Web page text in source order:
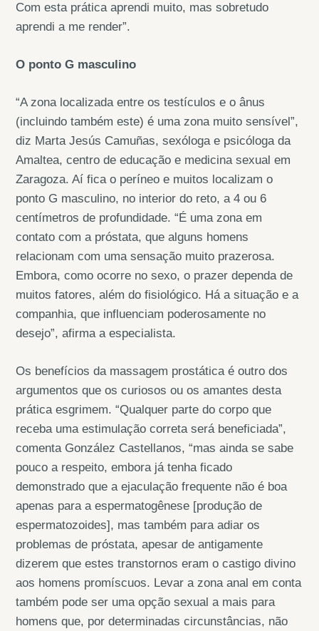
Com esta prática aprendi muito, mas sobretudo
aprendi a me render”.
O ponto G masculino
“A zona localizada entre os testículos e o ânus
(incluindo também este) é uma zona muito sensível”,
diz Marta Jesús Camuñas, sexóloga e psicóloga da
Amaltea, centro de educação e medicina sexual em
Zaragoza. Aí fica o períneo e muitos localizam o
ponto G masculino, no interior do reto, a 4 ou 6
centímetros de profundidade. “É uma zona em
contato com a próstata, que alguns homens
relacionam com uma sensação muito prazerosa.
Embora, como ocorre no sexo, o prazer dependa de
muitos fatores, além do fisiológico. Há a situação e a
companhia, que influenciam poderosamente no
desejo”, afirma a especialista.
Os benefícios da massagem prostática é outro dos
argumentos que os curiosos ou os amantes desta
prática esgrimem. “Qualquer parte do corpo que
receba uma estimulação correta será beneficiada”,
comenta González Castellanos, “mas ainda se sabe
pouco a respeito, embora já tenha ficado
demonstrado que a ejaculação frequente não é boa
apenas para a espermatogênese [produção de
espermatozoides], mas também para adiar os
problemas de próstata, apesar de antigamente
dizerem que estes transtornos eram o castigo divino
aos homens promíscuos. Levar a zona anal em conta
também pode ser uma opção sexual a mais para
homens que, por determinadas circunstâncias, não